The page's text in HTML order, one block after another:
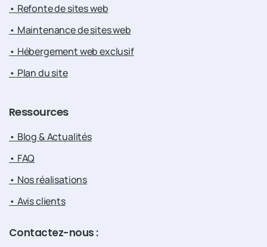
• Refonte de sites web
• Maintenance de sites web
• Hébergement web exclusif
• Plan du site
Ressources
• Blog & Actualités
• FAQ
• Nos réalisations
• Avis clients
Contactez-nous :